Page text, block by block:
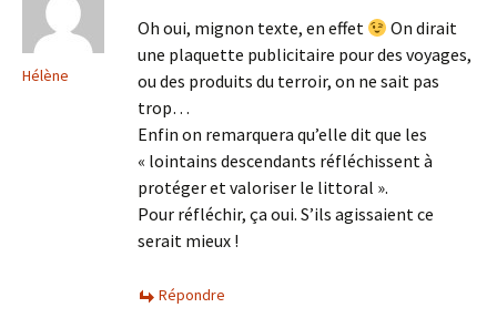
Hélène
Oh oui, mignon texte, en effet
On dirait
une plaquette publicitaire pour des voyages,
ou des produits du terroir, on ne sait pas
trop…
Enfin on remarquera qu’elle dit que les
« lointains descendants réfléchissent à
protéger et valoriser le littoral ».
Pour réfléchir, ça oui. S’ils agissaient ce
serait mieux !
Répondre